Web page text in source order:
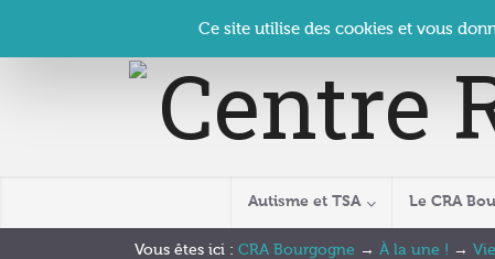
Contact Se connecter | CRA Bourgogne
Autisme et TSA Le CRA
Vous êtes ici : CRA Bourgogne → À la une ! →
Ce site utilise des cookies et vous